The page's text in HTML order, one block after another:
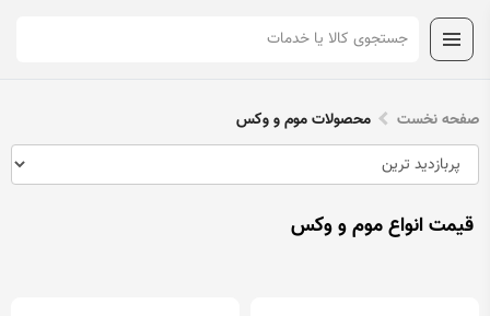
صفحه نخست محصولات موم و وکس
قیمت انواع موم و وکس